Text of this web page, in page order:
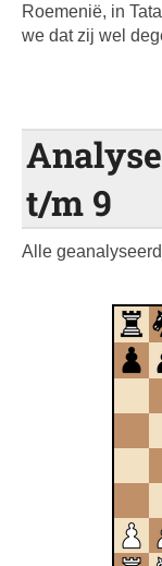
Roemenië, in
we dat zij wel
t/m 9
Alle